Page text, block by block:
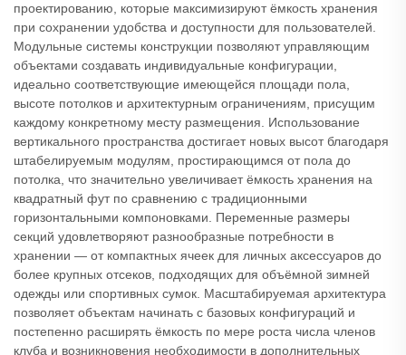
проектированию, которые максимизируют ёмкость хранения
при сохранении удобства и доступности для пользователей.
Модульные системы конструкции позволяют управляющим
объектами создавать индивидуальные конфигурации,
идеально соответствующие имеющейся площади пола,
высоте потолков и архитектурным ограничениям, присущим
каждому конкретному месту размещения. Использование
вертикального пространства достигает новых высот благодаря
штабелируемым модулям, простирающимся от пола до
потолка, что значительно увеличивает ёмкость хранения на
квадратный фут по сравнению с традиционными
горизонтальными компоновками. Переменные размеры
секций удовлетворяют разнообразные потребности в
хранении — от компактных ячеек для личных аксессуаров до
более крупных отсеков, подходящих для объёмной зимней
одежды или спортивных сумок. Масштабируемая архитектура
позволяет объектам начинать с базовых конфигураций и
постепенно расширять ёмкость по мере роста числа членов
клуба и возникновения необходимости в дополнительных